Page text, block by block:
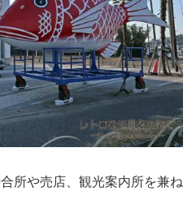
所や売店、観光案内所を兼ね